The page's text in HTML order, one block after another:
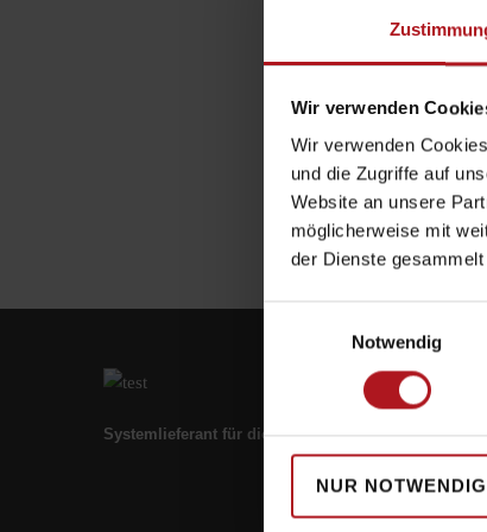
Wir verwenden
Wir verwenden
und die Zugriffe auf
Website an unsere
möglicherweise mit
der Dienste gesammelt
Einwilligungsauswahl
Notwendig
NUR
Systemlieferant für die Zukunft.